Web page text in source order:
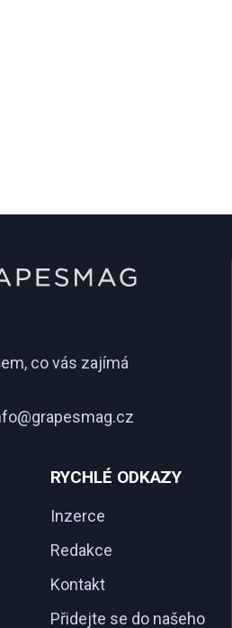
co vás zajímá
RYCHLÉ ODKAZY
Inzerce
Redakce
Kontakt
Přidejte se do našeho